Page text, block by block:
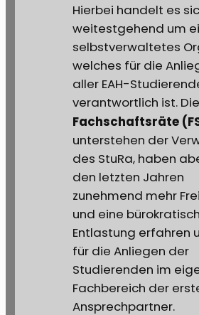
Hierbei handelt es
weitestgehend um
selbstverwaltetes
welches für die
aller EAH-
verantwortlich ist. Die
Fachschaftsräte
unterstehen der
des StuRa, haben
den letzten Jahren
zunehmend mehr
und eine
Entlastung erfahren
für die Anliegen der
Studierenden im
Fachbereich der
Ansprechpartner.